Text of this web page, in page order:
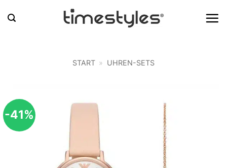
Inhalt
START » UHREN-SETS
-41%